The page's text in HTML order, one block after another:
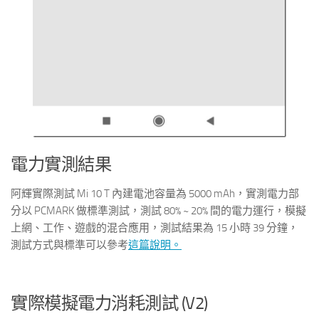
電力實測結果
阿輝實際測試 Mi 10 T 內建電池容量為 5000 mAh，實測電力部
分以 PCMARK 做標準測試，測試 80% ~ 20% 間的電力運行，模擬
上網、工作、遊戲的混合應用，測試結果為 15 小時 39 分鐘，
測試方式與標準可以參考這篇說明。
實際模擬電力消耗測試 (V2)